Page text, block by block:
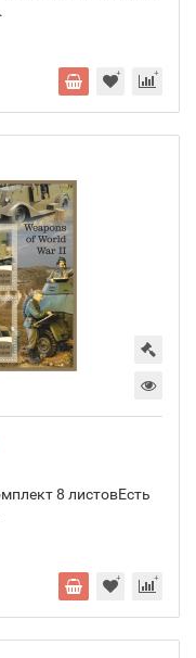
8 листовЕсть